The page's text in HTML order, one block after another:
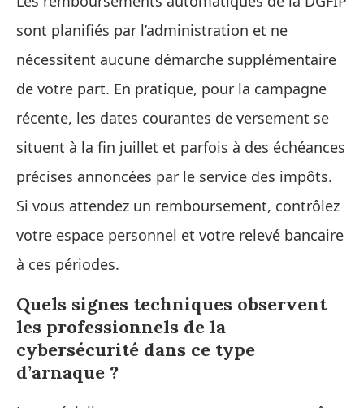
sont planifiés par l’administration et ne
nécessitent aucune démarche supplémentaire
de votre part. En pratique, pour la campagne
récente, les dates courantes de versement se
situent à la fin juillet et parfois à des échéances
précises annoncées par le service des impôts.
Si vous attendez un remboursement, contrôlez
votre espace personnel et votre relevé bancaire
à ces périodes.
Quels signes techniques observent
les professionnels de la
cybersécurité dans ce type
d’arnaque ?